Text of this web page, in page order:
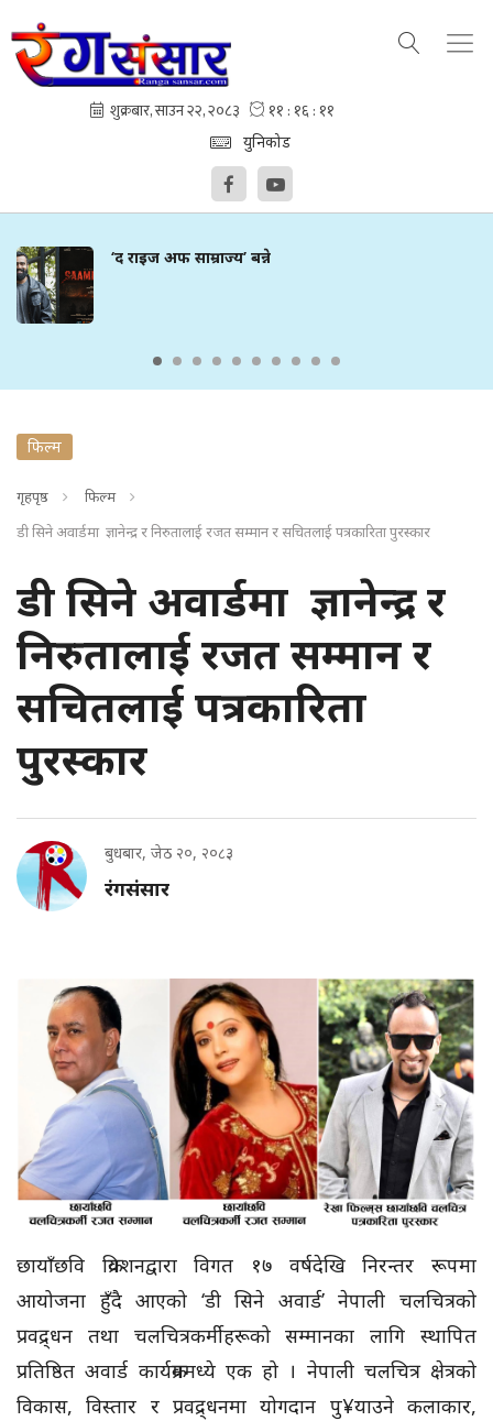
युनिकोड
‘द राइज अफ साम्राज्य’ बन्ने
फिल्म
गृहपृष्ठ
फिल्म
डी सिने अवार्डमा ज्ञानेन्द्र र निरुतालाई रजत सम्मान र सचितलाई पत्रकारिता पुरस्कार
डी सिने अवार्डमा ज्ञानेन्द्र र
निरुतालाई रजत सम्मान र
सचितलाई पत्रकारिता
पुरस्कार
बुधबार, जेठ २०, २०८३
रंगसंसार
छायाँछवि क्रियशनद्वारा विगत १७ वर्षदेखि निरन्तर रूपमा
आयोजना हुँदै आएको ‘डी सिने अवार्ड’ नेपाली चलचित्रको
प्रवद्र्धन तथा चलचित्रकर्मीहरूको सम्मानका लागि स्थापित
प्रतिष्ठित अवार्ड कार्यक्रममध्ये एक हो । नेपाली चलचित्र क्षेत्रको
विकास, विस्तार र प्रवद्र्धनमा योगदान पु¥याउने कलाकार,